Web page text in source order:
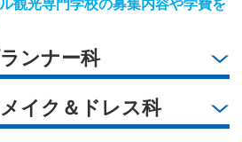
観光専門学校の募集内容や学費を
ンナー科
イク＆ドレス科